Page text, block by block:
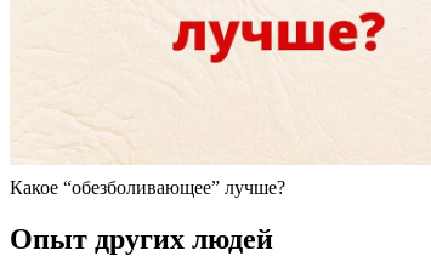
Какое “обезболивающее” лучше?
Опыт других людей